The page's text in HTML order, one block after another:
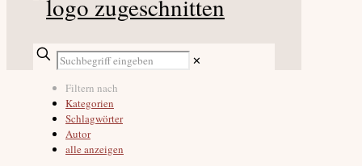
✕
Filtern nach
Kategorien
Schlagwörter
Autor
alle anzeigen